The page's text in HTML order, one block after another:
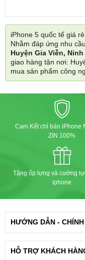
iPhone 5 quốc tế giá
Nhằm đáp ứng nhu
Huyện Gia Viễn,
giao hàng tận nơi:
mua sản phẩm công
Cam Kết chỉ bán iPhone
ZIN 100%
Tặng ốp lưng và cường
iphone
HƯỚNG DẪN -
HỖ TRỢ KHÁCH